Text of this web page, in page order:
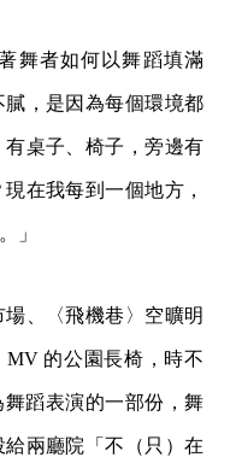
舞者如何以舞蹈填滿
，是因為每個環境都
桌子、椅子，旁邊有
在我每到一個地方，
」
場、〈飛機巷〉空曠明
MV 的公園長椅，時不
蹈表演的一部份，舞
兩廳院「不（只）在